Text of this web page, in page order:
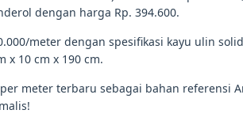
dengan harga Rp. 394.600.
meter dengan spesifikasi kayu ulin
x 10 cm x 190 cm.
meter terbaru sebagai bahan referensi